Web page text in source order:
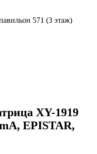
571 (3 этаж)
XY-1919
EPISTAR,